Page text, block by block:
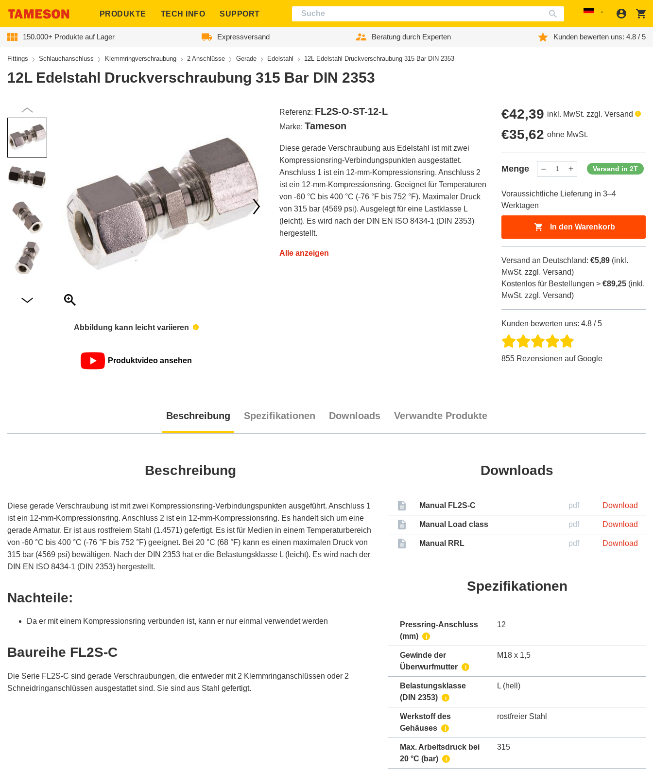
PRODUKTE TECH INFO SUPPORT Localization
150.000+ Produkte auf Lager Expressversand Beratung durch Experten Kunden bewerten uns: 4.8 / 5
Fittings Schlauchanschluss Klemmringverschraubung 2 Anschlüsse Gerade Edelstahl 12L Edelstahl Druckverschraubung 315 Bar DIN 2353
12L Edelstahl Druckverschraubung 315 Bar DIN 2353
Abbildung kann leicht variieren
Produktvideo ansehen
Referenz: FL2S-O-ST-12-L
Marke: Tameson
Diese gerade Verschraubung aus Edelstahl ist mit zwei
Kompressionsring-Verbindungspunkten ausgestattet.
Anschluss 1 ist ein 12-mm-Kompressionsring. Anschluss 2
ist ein 12-mm-Kompressionsring. Geeignet für Temperaturen
von -60 °C bis 400 °C (-76 °F bis 752 °F). Maximaler Druck
von 315 bar (4569 psi). Ausgelegt für eine Lastklasse L
(leicht). Es wird nach der DIN EN ISO 8434-1 (DIN 2353)
hergestellt.
Alle anzeigen
Regulärer
Preis
€42,39 inkl. MwSt. zzgl. Versand
Regulärer
Preis
€35,62 ohne MwSt.
Menge
Menge
ProductDrop
Menge
ProductDrop
Versand in 2T
Voraussichtliche Lieferung in 3–4
Werktagen
In den Warenkorb
Versand an Deutschland:€5,89 (inkl.
MwSt. zzgl. Versand)
Kostenlos für Bestellungen >€89,25 (inkl.
MwSt. zzgl. Versand)
Kunden bewerten uns: 4.8 / 5
855 Rezensionen auf Google
Beschreibung Spezifikationen Downloads Verwandte Produkte
Beschreibung
Diese gerade Verschraubung ist mit zwei Kompressionsring-Verbindungspunkten ausgeführt. Anschluss 1
ist ein 12-mm-Kompressionsring. Anschluss 2 ist ein 12-mm-Kompressionsring. Es handelt sich um eine
gerade Armatur. Er ist aus rostfreiem Stahl (1.4571) gefertigt. Es ist für Medien in einem Temperaturbereich
von -60 °C bis 400 °C (-76 °F bis 752 °F) geeignet. Bei 20 °C (68 °F) kann es einen maximalen Druck von
315 bar (4569 psi) bewältigen. Nach der DIN 2353 hat er die Belastungsklasse L (leicht). Es wird nach der
DIN EN ISO 8434-1 (DIN 2353) hergestellt.
Nachteile:
Da er mit einem Kompressionsring verbunden ist, kann er nur einmal verwendet werden
Baureihe FL2S-C
Die Serie FL2S-C sind gerade Verschraubungen, die entweder mit 2 Klemmringanschlüssen oder 2
Schneidringanschlüssen ausgestattet sind. Sie sind aus Stahl gefertigt.
Downloads
Manual FL2S-C pdf Download
Manual Load class pdf Download
Manual RRL pdf Download
Spezifikationen
Pressring-Anschluss
(mm)
i
12
Gewinde der
Überwurfmutter
i
M18 x 1,5
Belastungsklasse
(DIN 2353)
i
L (hell)
Werkstoff des
Gehäuses
i
rostfreier Stahl
Max. Arbeitsdruck bei
20 °C (bar)
i
315